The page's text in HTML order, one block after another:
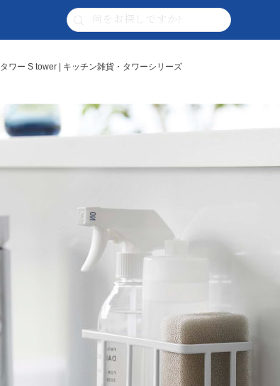
ワー S tower | キッチン雑貨・タワーシリーズ